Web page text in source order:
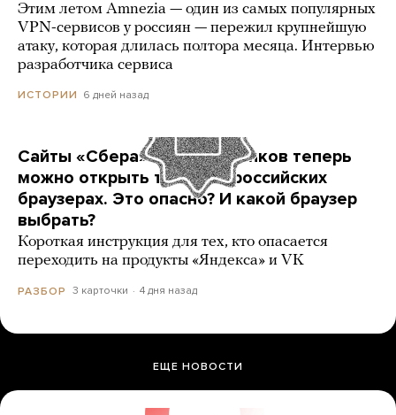
Этим летом Amnezia — один из самых популярных
VPN-сервисов у россиян — пережил крупнейшую
атаку, которая длилась полтора месяца. Интервью
разработчика сервиса
ИСТОРИИ 6 дней назад
Сайты «Сбера» и других банков теперь
можно открыть только в российских
браузерах. Это опасно? И какой браузер
выбрать?
Короткая инструкция для тех, кто опасается
переходить на продукты «Яндекса» и VK
РАЗБОР 3 карточки 4 дня назад
ЕЩЕ НОВОСТИ